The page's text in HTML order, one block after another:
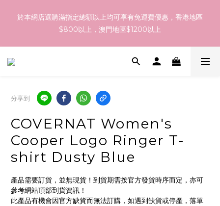
港，最終亦要視乎各品牌最終發貨日子及出貨速度而定。
於本網店選購滿指定總額以上均可享有免運費優惠，香港地區
$800以上，澳門地區$1200以上
訂貨到貨資訊：於 05 - 18/Aug 期間訂貨，預計於 26/Aug 到
分享到
COVERNAT Women's
Cooper Logo Ringer T-
shirt Dusty Blue
產品需要訂貨，並無現貨！到貨期需按官方發貨時序而定，亦可
參考網站頂部到貨資訊！
此產品有機會因官方缺貨而無法訂購，如遇到缺貨或停產，落單